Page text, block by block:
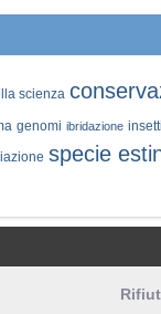
scienza
genomi ibridazione insetti
specie